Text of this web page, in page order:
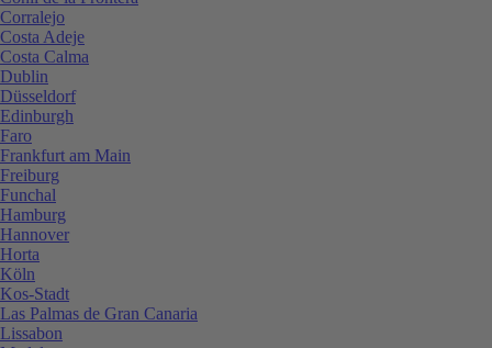
Corralejo
Costa Adeje
Costa Calma
Dublin
Düsseldorf
Edinburgh
Faro
Frankfurt am Main
Freiburg
Funchal
Hamburg
Hannover
Horta
Köln
Kos-Stadt
Las Palmas de Gran Canaria
Lissabon